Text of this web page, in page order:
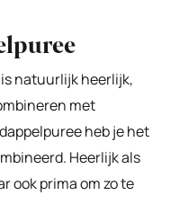
natuurlijk heerlijk,
met
heb je het
Heerlijk als
ook prima om zo te